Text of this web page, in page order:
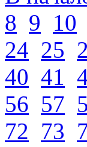
8 9 10
24 25
40 41
56 57
72 73